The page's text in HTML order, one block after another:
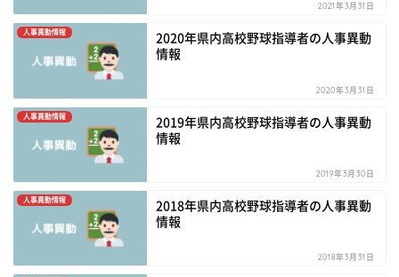
2021年3月31日
人事異動情報
2020年県内高校野球指導者の人事異動
情報
2020年3月31日
人事異動情報
2019年県内高校野球指導者の人事異動
情報
2019年3月30日
人事異動情報
2018年県内高校野球指導者の人事異動
情報
2018年3月31日